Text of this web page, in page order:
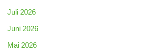
Juli 2026
Juni 2026
Mai 2026